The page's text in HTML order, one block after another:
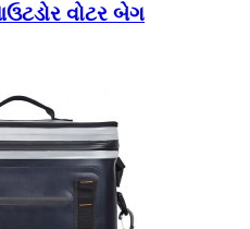
વોટર બેગ